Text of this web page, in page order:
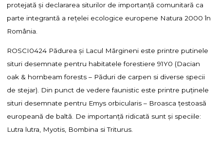
protejată și declararea siturilor de importanță comunitară ca
parte integrantă a rețelei ecologice europene Natura 2000 în
România.
ROSCI0424 Pădurea și Lacul Mărgineni este printre putinele
situri desemnate pentru habitatele forestiere 91Y0 (Dacian
oak & hornbeam forests – Păduri de carpen si diverse specii
de stejar). Din punct de vedere faunistic este printre puținele
situri desemnate pentru Emys orbicularis – Broasca țestoasă
europeană de baltă. De importanță ridicată sunt și speciile:
Lutra lutra, Myotis, Bombina si Triturus.